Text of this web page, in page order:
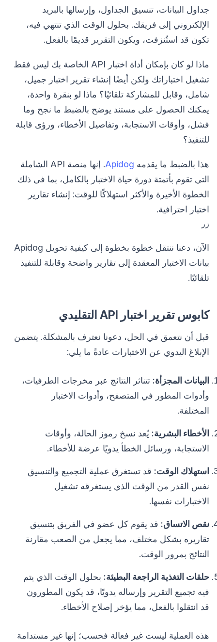
جداول البيانات، تنسيق الجداول، وإرسالها بالبريد
الإلكتروني إلى فريقك. بحلول الوقت الذي تنتهي فيه،
تكون قد استُنزفت، ويكون التقرير قديمًا بالفعل.
ماذا لو كان بإمكان أداة اختبار API الخاصة بك ليس فقط
تشغيل اختباراتك ولكن أيضًا إنشاء تقرير اختبار جميل،
شامل، وقابل للمشاركة تلقائيًا؟ ماذا لو بنقرة واحدة،
يمكنك الحصول على مستند يوضح بالضبط ما نجح وما
فشل، وأوقات الاستجابة، وتفاصيل الأخطاء، ورؤى قابلة
للتنفيذ؟
هذا بالضبط ما يقدمه Apidog
. إنها منصة API الشاملة
التي تقوم بأتمتة دورة حياة الاختبار بالكامل، بما في ذلك
الخطوة الأخيرة والأكثر استهلاكًا للوقت: إنشاء تقارير
اختبار احترافية.
زر
الآن، دعنا ننتقل خطوة بخطوة إلى كيفية تحويل Apidog
بيانات الاختبار المعقدة إلى تقارير واضحة وقابلة للتنفيذ
تلقائيًا.
كابوس تقرير اختبار API التقليدي
قبل أن نتعمق في الحل، دعونا نعترف بالمشكلة. يتضمن
الإبلاغ اليدوي عن الاختبارات عادةً ما يلي:
البيانات المجزأة: تتناثر النتائج عبر مخرجات الطرفيات،
وأدوات المطور في المتصفح، وأدوات الاختبار
المختلفة.
الأخطاء البشرية: يُعد نسخ رموز الحالة، وأوقات
الاستجابة، ورسائل الخطأ يدويًا عرضة للأخطاء.
استهلاك الوقت: قد تستغرق عملية التجميع والتنسيق
نفس القدر من الوقت الذي يستغرقه تشغيل
الاختبارات نفسها.
نقص الاتساق: قد يقوم كل عضو في الفريق بتنسيق
تقاريره بشكل مختلف، مما يجعل من الصعب مقارنة
النتائج بمرور الوقت.
حلقات التغذية الراجعة البطيئة: بحلول الوقت الذي يتم
فيه تجميع التقرير وإرساله يدويًا، قد يكون المطورون
قد انتقلوا بالفعل، مما يؤخر إصلاح الأخطاء.
هذه العملية ليست غير فعالة فحسب؛ إنها غير مستدامة